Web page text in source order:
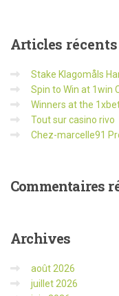
Articles récents
Stake Klagomåls
Spin to Win at 1win
Winners at the
Tout sur casino rivo
Chez-marcelle91
Commentaires
Archives
août 2026
juillet 2026